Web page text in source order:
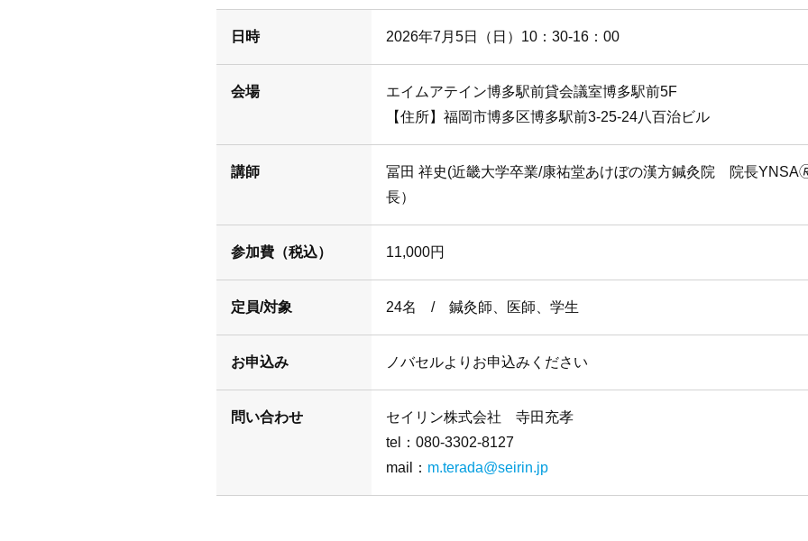
日時 2026年7月5日（日）10：30-16：00
会場
エイムアテイン博多駅前貸会議室博多駅前5F
【住所】福岡市博多区博多駅前3-25-24八百治ビル
講師
冨田 祥史(近畿大学卒業/康祐堂あけぼの漢方鍼灸院 院長
長）
参加費（税込） 11,000円
定員/対象 24名 / 鍼灸師、医師、学生
お申込み ノバセルよりお申込みください
問い合わせ
セイリン株式会社 寺田充孝
tel：080-3302-8127
mail： m.terada@seirin.jp